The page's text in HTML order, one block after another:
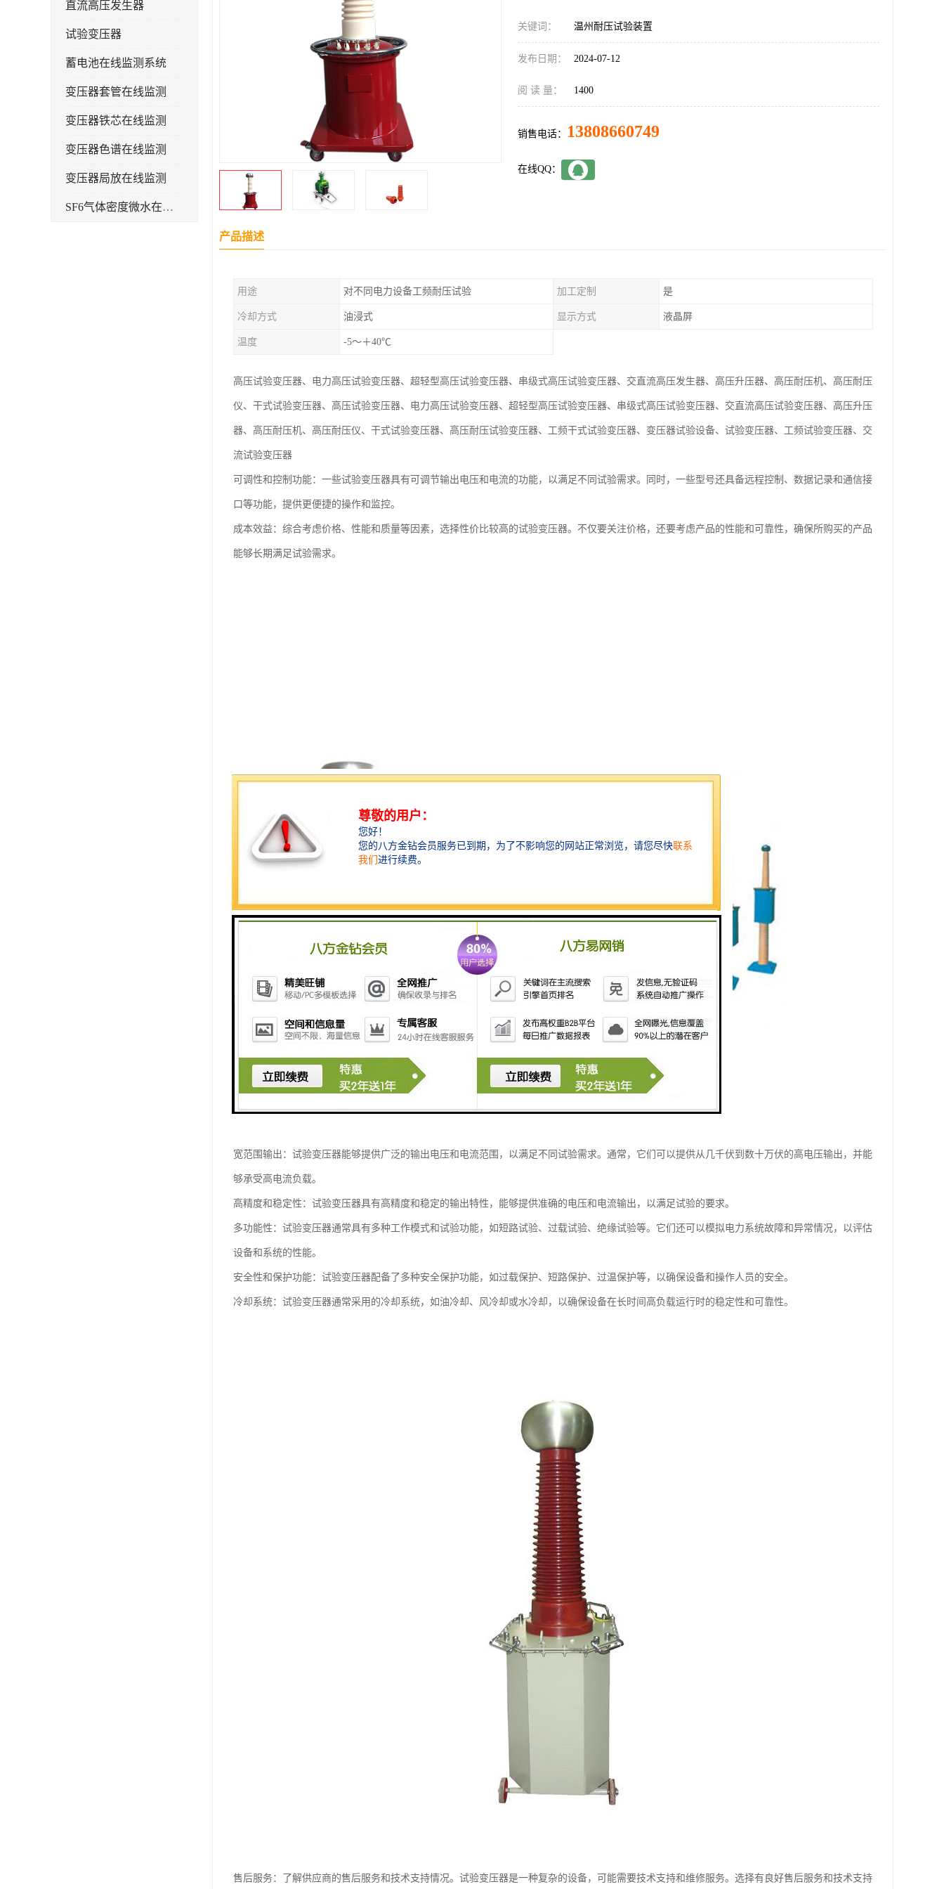
直流高压发生器
试验变压器
蓄电池在线监测系统
变压器套管在线监测
变压器铁芯在线监测
变压器色谱在线监测
变压器局放在线监测
SF6气体密度微水在线监测系统
关键词： 温州耐压试验装置
发布日期： 2024-07-12
阅 读 量： 1400
销售电话： 13808660749
在线QQ：
产品描述
用途 对不同电力设备工频耐压试验 加工定制 是
冷却方式 油浸式 显示方式 液晶屏
温度 -5～＋40℃
高压试验变压器、电力高压试验变压器、超轻型高压试验变压器、串级式高压试验变压器、交直流高压发生器、高压升压器、高压耐压机、高压耐压
仪、干式试验变压器、高压试验变压器、电力高压试验变压器、超轻型高压试验变压器、串级式高压试验变压器、交直流高压试验变压器、高压升压
器、高压耐压机、高压耐压仪、干式试验变压器、高压耐压试验变压器、工频干式试验变压器、变压器试验设备、试验变压器、工频试验变压器、交
流试验变压器
可调性和控制功能：一些试验变压器具有可调节输出电压和电流的功能，以满足不同试验需求。同时，一些型号还具备远程控制、数据记录和通信接
口等功能，提供更便捷的操作和监控。
成本效益：综合考虑价格、性能和质量等因素，选择性价比较高的试验变压器。不仅要关注价格，还要考虑产品的性能和可靠性，确保所购买的产品
能够长期满足试验需求。
宽范围输出：试验变压器能够提供广泛的输出电压和电流范围，以满足不同试验需求。通常，它们可以提供从几千伏到数十万伏的高电压输出，并能
够承受高电流负载。
高精度和稳定性：试验变压器具有高精度和稳定的输出特性，能够提供准确的电压和电流输出，以满足试验的要求。
多功能性：试验变压器通常具有多种工作模式和试验功能，如短路试验、过载试验、绝缘试验等。它们还可以模拟电力系统故障和异常情况，以评估
设备和系统的性能。
安全性和保护功能：试验变压器配备了多种安全保护功能，如过载保护、短路保护、过温保护等，以确保设备和操作人员的安全。
冷却系统：试验变压器通常采用的冷却系统，如油冷却、风冷却或水冷却，以确保设备在长时间高负载运行时的稳定性和可靠性。
售后服务：了解供应商的售后服务和技术支持情况。试验变压器是一种复杂的设备，可能需要技术支持和维修服务。选择有良好售后服务和技术支持